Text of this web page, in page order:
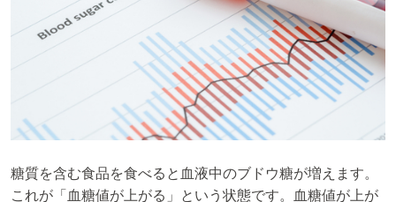
糖質を含む食品を食べると血液中のブドウ糖が増えます。
これが「血糖値が上がる」という状態です。血糖値が上が